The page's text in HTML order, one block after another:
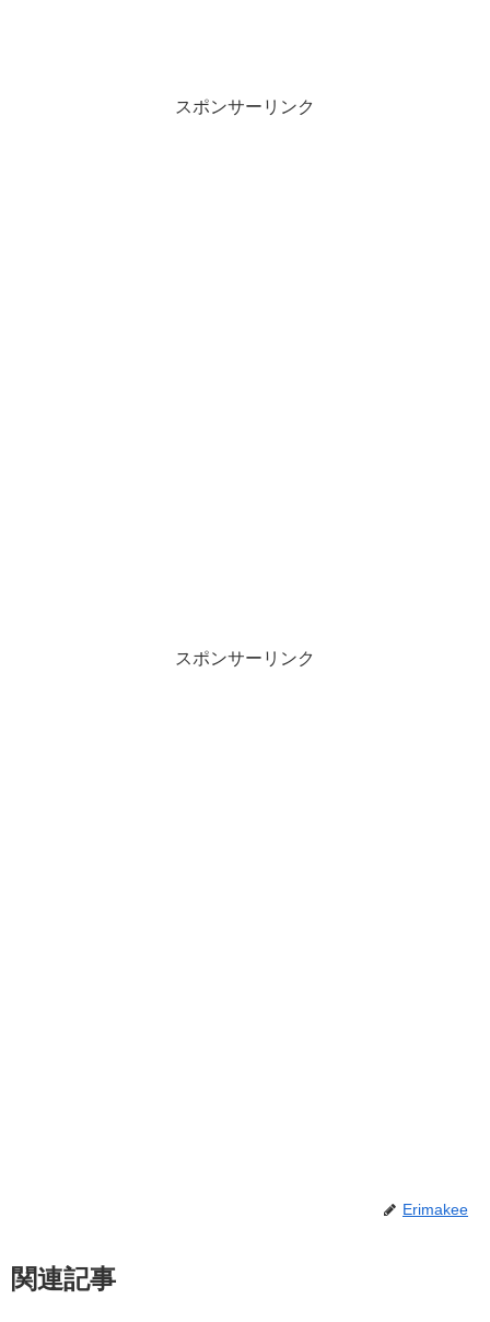
スポンサーリンク
スポンサーリンク
Erimakee
関連記事